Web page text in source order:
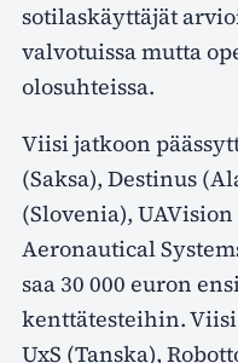
sotilaskäyttäjät
valvotuissa mutta
olosuhteissa.
Viisi jatkoon
(Saksa), Destinus
(Slovenia),
Aeronautical
saa 30 000 euron
kenttätesteihin.
UxS (Tanska),